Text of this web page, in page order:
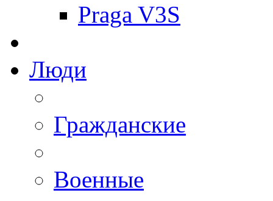
Praga V3S
Люди
Гражданские
Военные